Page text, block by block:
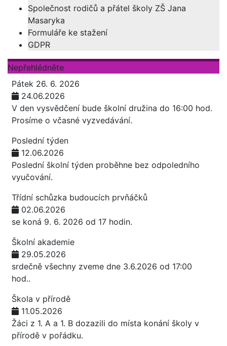
Společnost rodičů a přátel školy ZŠ Jana
Masaryka
Formuláře ke stažení
GDPR
Nepřehlédněte
Pátek 26. 6. 2026
24.06.2026
V den vysvědčení bude školní družina do 16:00 hod.
Prosíme o včasné vyzvedávání.
Poslední týden
12.06.2026
Poslední školní týden proběhne bez odpoledního
vyučování.
Třídní schůzka budoucích prvňáčků
02.06.2026
se koná 9. 6. 2026 od 17 hodin.
Školní akademie
29.05.2026
srdečně všechny zveme dne 3.6.2026 od 17:00
hod..
Škola v přírodě
11.05.2026
Žáci z 1. A a 1. B dozazili do místa konání školy v
přírodě v pořádku.